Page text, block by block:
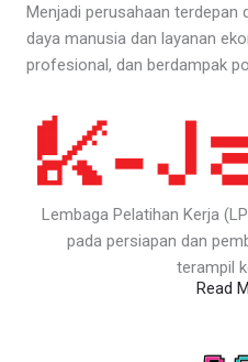
Menjadi perusahaan terdepan
daya manusia dan layanan
profesional, dan berdampak
Lembaga Pelatihan Kerja
pada persiapan dan
terampil
Read